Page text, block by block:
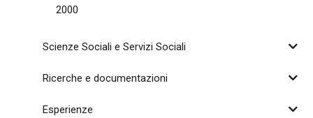
2000
Scienze Sociali e Servizi Sociali
Ricerche e documentazioni
Esperienze